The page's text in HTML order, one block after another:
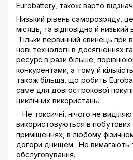
Eurobattery, також варто
Низький рівень саморозряду,
місяць, та відповідно й низький
Тільки первинний свинець при
нові технології в досягненнях
ресурс в рази більше,
конкурентами, а тому й
також більша, що робить
саме для довгострокової
циклічних використань.
Не токсичні, нічого не
використовуються в
приміщеннях, в любому
догори днищем. Не вимагають
обслуговування.